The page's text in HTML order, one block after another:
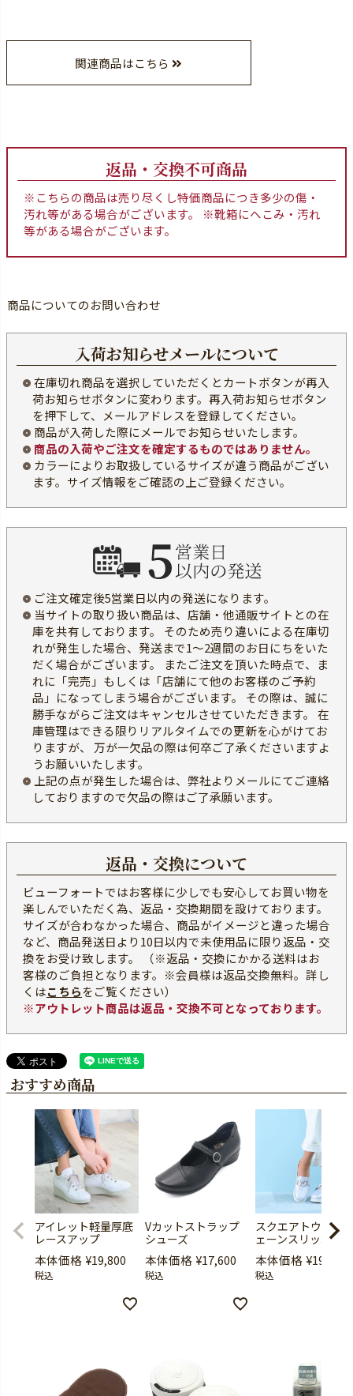
関連商品はこちら
返品・交換不可商品
※こちらの商品は売り尽くし特価商品につき多少の傷・
汚れ等がある場合がございます。 ※靴箱にへこみ・汚れ
等がある場合がございます。
商品についてのお問い合わせ
入荷お知らせメールについて
在庫切れ商品を選択していただくとカートボタンが再入
荷お知らせボタンに変わります。再入荷お知らせボタン
を押下して、メールアドレスを登録してください。
商品が入荷した際にメールでお知らせいたします。
商品の入荷やご注文を確定するものではありません。
カラーによりお取扱しているサイズが違う商品がござい
ます。 サイズ情報をご確認の上ご登録ください。
ご注文確定後5営業日以内の発送になります。
当サイトの取り扱い商品は、店舗・他通販サイトとの在
庫を共有しております。 そのため売り違いによる在庫切
れが発生した場合、発送まで1～2週間のお日にちをいた
だく場合がございます。 またご注文を頂いた時点で、ま
れに「完売」もしくは「店舗にて他のお客様のご予約
品」になってしまう場合がございます。 その際は、誠に
勝手ながらご注文はキャンセルさせていただきます。 在
庫管理はできる限りリアルタイムでの更新を心がけてお
りますが、 万が一欠品の際は何卒ご了承くださいますよ
うお願いいたします。
上記の点が発生した場合は、弊社よりメールにてご連絡
しておりますので欠品の際はご了承願います。
返品・交換について
ビューフォートではお客様に少しでも安心してお買い物を
楽しんでいただく為、返品・交換期間を設けております。
サイズが合わなかった場合、商品がイメージと違った場合
など、商品発送日より10日以内で未使用品に限り返品・交
換をお受け致します。 （※返品・交換にかかる送料はお
客様のご負担となります。※会員様は返品交換無料。詳し
くはこちらをご覧ください）
※アウトレット商品は返品・交換不可となっております。
おすすめ商品
アイレット軽量厚底
レースアップ
本体価格 ¥19,800
税込
Vカットストラップ
シューズ
本体価格 ¥17,600
税込
スクエアトウ厚底
ェーンスリッポン
本体価格 ¥19,800
税込